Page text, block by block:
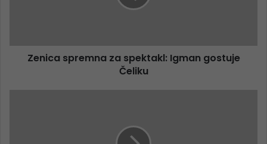
Zenica spremna za spektakl: Igman gostuje
Čeliku